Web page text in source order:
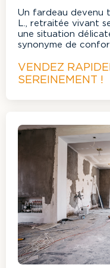
Un fardeau devenu
L., retraitée vivant
une situation
synonyme de
VENDEZ
SEREINEMENT !